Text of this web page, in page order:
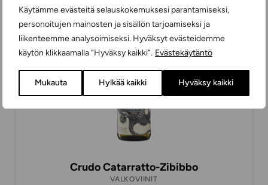
Käytämme evästeitä selauskokemuksesi parantamiseksi,
personoitujen mainosten ja sisällön tarjoamiseksi ja
liikenteemme analysoimiseksi. Hyväksyt evästeidemme
käytön klikkaamalla ”Hyväksy kaikki”. Evästekäytäntö
Mukauta Hylkää kaikki Hyväksy kaikki
12,99 €
Crudo Catarratto-Zibibbo
VALKOVIINIT